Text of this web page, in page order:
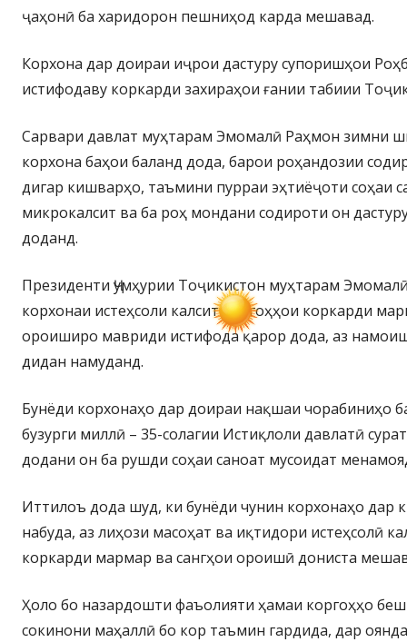
ҷаҳонӣ ба харидорон пешниҳод карда мешавад.
Корхона дар доираи иҷрои дастуру супоришҳои
истифодаву коркарди захираҳои ғании табиии
Сарвари давлат муҳтарам Эмомалӣ Раҳмон зимни
корхона баҳои баланд дода, барои роҳандозии
дигар кишварҳо, таъмини пурраи эҳтиёҷоти соҳаи
микрокалсит ва ба роҳ мондани содироти он
доданд.
Президенти Ҷумҳурии Тоҷикистон муҳтарам
корхонаи истеҳсоли калсит коргоҳҳои коркарди
ороиширо мавриди истифода қарор дода, аз
дидан намуданд.
Бунёди корхонаҳо дар доираи нақшаи чорабиниҳо
бузурги миллӣ – 35-солагии Истиқлоли давлатӣ
додани он ба рушди соҳаи саноат мусоидат
Иттилоъ дода шуд, ки бунёди чунин корхонаҳо дар
набуда, аз лиҳози масоҳат ва иқтидори истеҳсолӣ
коркарди мармар ва сангҳои ороишӣ дониста
Ҳоло бо назардошти фаъолияти ҳамаи коргоҳҳо
сокинони маҳаллӣ бо кор таъмин гардида, дар